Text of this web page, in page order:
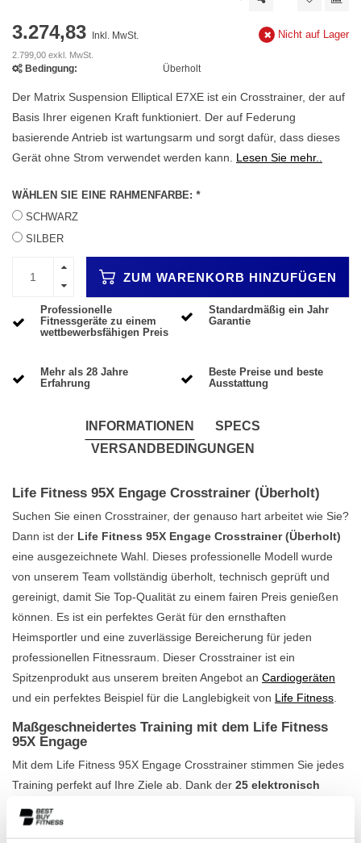
3.274,83 Inkl. MwSt.
2.799,00 exkl. MwSt.
Nicht auf Lager
Bedingung: Überholt
Der Matrix Suspension Elliptical E7XE ist ein Crosstrainer, der auf
Basis Ihrer eigenen Kraft funktioniert. Der auf Federung
basierende Antrieb ist wartungsarm und sorgt dafür, dass dieses
Gerät ohne Strom verwendet werden kann. Lesen Sie mehr..
WÄHLEN SIE EINE RAHMENFARBE: *
SCHWARZ
SILBER
ZUM WARENKORB HINZUFÜGEN
Professionelle
Fitnessgeräte zu einem
wettbewerbsfähigen Preis
Standardmäßig ein Jahr
Garantie
Mehr als 28 Jahre
Erfahrung
Beste Preise und beste
Ausstattung
INFORMATIONEN
SPECS
VERSANDBEDINGUNGEN
Life Fitness 95X Engage Crosstrainer (Überholt)
Suchen Sie einen Crosstrainer, der genauso hart arbeitet wie Sie?
Dann ist der Life Fitness 95X Engage Crosstrainer (Überholt)
eine ausgezeichnete Wahl. Dieses professionelle Modell wurde
von unserem Team vollständig überholt, technisch geprüft und
gereinigt, damit Sie Top-Qualität zu einem fairen Preis genießen
können. Es ist ein perfektes Gerät für den ernsthaften
Heimsportler und eine zuverlässige Bereicherung für jeden
professionellen Fitnessraum. Dieser Crosstrainer ist ein
Spitzenprodukt aus unserem breiten Angebot an Cardiogeräten
und ein perfektes Beispiel für die Langlebigkeit von Life Fitness
Maßgeschneidertes Training mit dem Life Fitness
95X Engage
Mit dem Life Fitness 95X Engage Crosstrainer stimmen Sie jedes
Training perfekt auf Ihre Ziele ab. Dank der 25 elektronisch
zwischen einem ruhigen Aufwärmen und einem intensiven